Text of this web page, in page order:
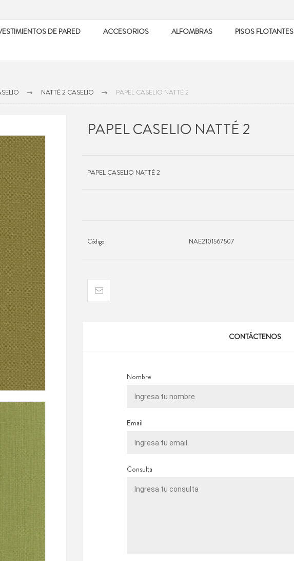
DE PARED ACCESORIOS ALFOMBRAS
PISOS FLOTANTES
NATTÊ 2 CASELIO PAPEL CASELIO NATTÉ 2
PAPEL CASELIO NATTÉ 2
PAPEL CASELIO NATTÉ 2
Código: NAE2101567507
CONTÁCTENOS
Nombre
Email
Consulta